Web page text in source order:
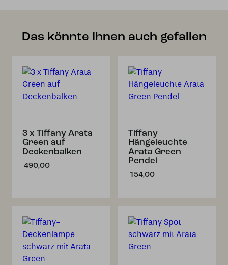
Das könnte Ihnen auch gefallen
3 x Tiffany Arata
Green auf
Deckenbalken
490,00
Tiffany
Hängeleuchte
Arata Green
Pendel
154,00